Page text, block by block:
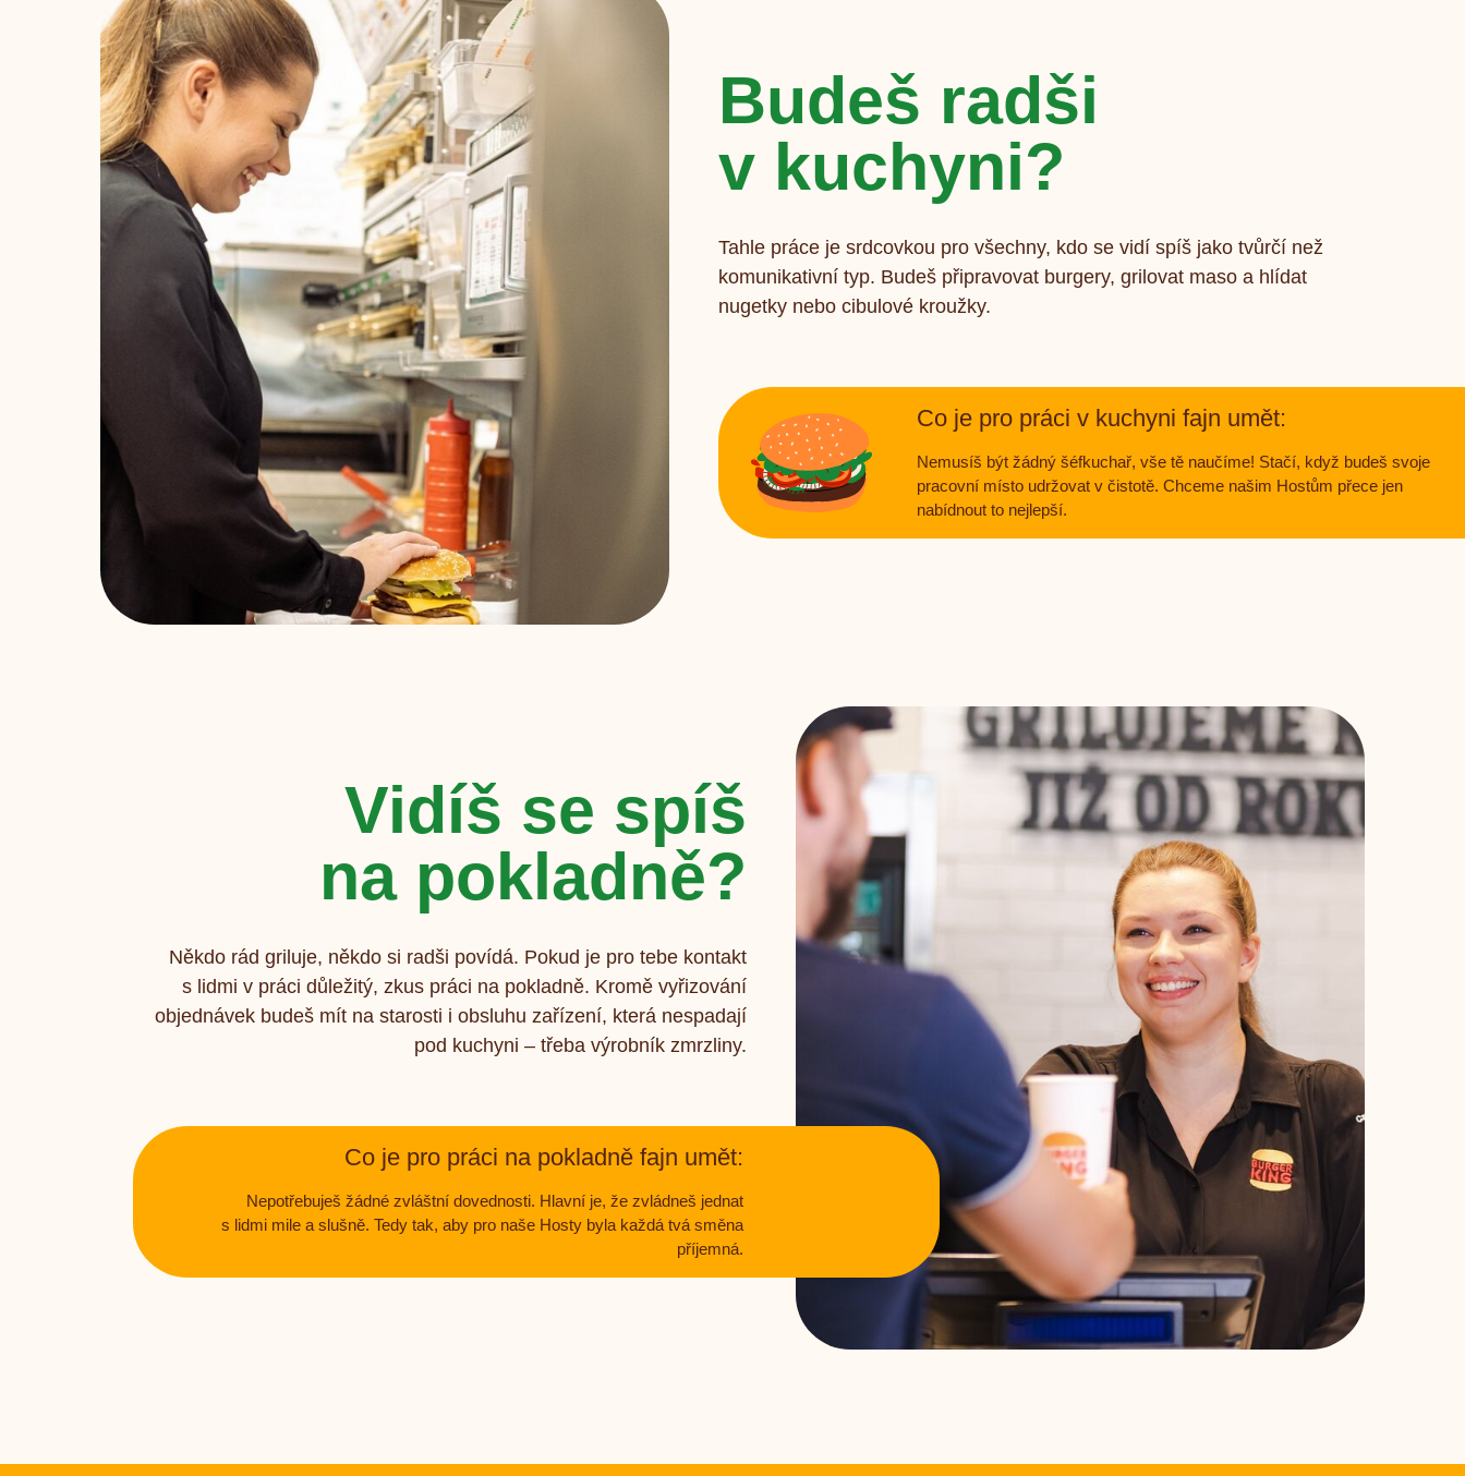
Budeš radši
v kuchyni?
Tahle práce je srdcovkou pro všechny, kdo se vidí spíš jako tvůrčí než
komunikativní typ. Budeš připravovat burgery, grilovat maso a hlídat
nugetky nebo cibulové kroužky.
Co je pro práci v kuchyni fajn umět:
Nemusíš být žádný šéfkuchař, vše tě naučíme! Stačí, když budeš svoje
pracovní místo udržovat v čistotě. Chceme našim Hostům přece jen
nabídnout to nejlepší.
Vidíš se spíš
na pokladně?
Někdo rád griluje, někdo si radši povídá. Pokud je pro tebe kontakt
s lidmi v práci důležitý, zkus práci na pokladně. Kromě vyřizování
objednávek budeš mít na starosti i obsluhu zařízení, která nespadají
pod kuchyni – třeba výrobník zmrzliny.
Co je pro práci na pokladně fajn umět:
Nepotřebuješ žádné zvláštní dovednosti. Hlavní je, že zvládneš jednat
s lidmi mile a slušně. Tedy tak, aby pro naše Hosty byla každá tvá směna
příjemná.